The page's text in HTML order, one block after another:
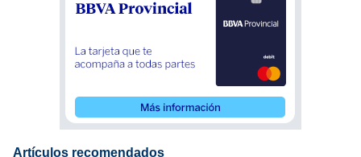
Artículos recomendados